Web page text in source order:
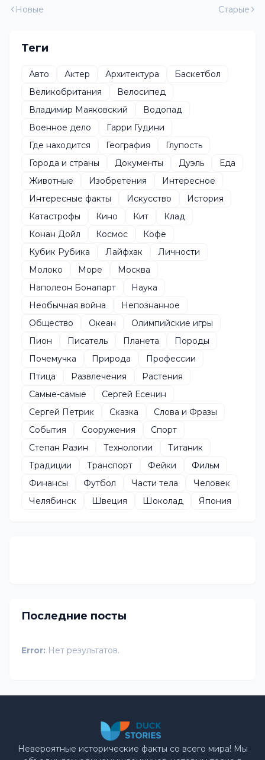
Новые Старые
Теги
Авто Актер Архитектура
Баскетбол
Великобритания
Велосипед
Владимир Маяковский
Водопад
Военное дело
Гарри Гудини
Где находится
География
Глупость
Города и страны
Документы Дуэль
Еда
Животные
Изобретения
Интересное
Интересные факты
Искусство
История
Катастрофы
Кино Кит
Клад
Конан Дойл
Космос
Кофе
Кубик Рубика
Лайфхак
Личности
Молоко
Море
Москва
Наполеон Бонапарт
Наука
Необычная война
Непознанное
Общество
Океан
Олимпийские игры
Пион
Писатель Планета
Породы
Почемучка
Природа
Профессии
Птица
Развлечения
Растения
Самые-самые
Сергей Есенин
Сергей Петрик
Сказка
Слова и Фразы
События
Сооружения
Спорт
Степан Разин
Технологии
Титаник
Традиции
Транспорт Фейки
Фильм
Финансы
Футбол Части тела
Человек
Челябинск
Швеция Шоколад Япония
Последние посты
Error: Нет результатов.
Невероятные исторические факты со всего мира! Мы